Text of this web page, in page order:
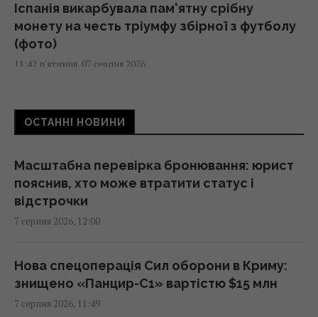
Іспанія викарбувала пам'ятну срібну
монету на честь тріумфу збірної з футболу
(фото)
11:42 п'ятниця, 07 серпня 2026
687 тисяч сонячних панелей допомогли
місту пережити три урагани
Конкурент для iPhone 16e: новий
"народний" смартфон Samsung показали у
всіх кольорах
Понад третина поляків невдоволена
реакцією влади на інцидент з російською
ОСТАННІ НОВИНИ
Масштабна перевірка бронювання: юрист
пояснив, хто може втратити статус і
відстрочки
7 серпня 2026, 12:00
Нова спецоперація Сил оборони в Криму:
знищено «Панцир-С1» вартістю $15 млн
7 серпня 2026, 11:49